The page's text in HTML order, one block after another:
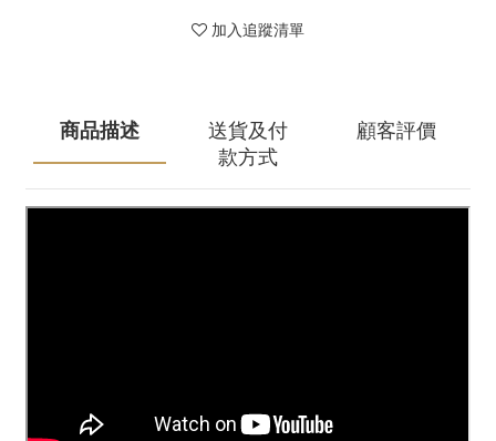
加入追蹤清單
商品描述
送貨及付
款方式
顧客評價